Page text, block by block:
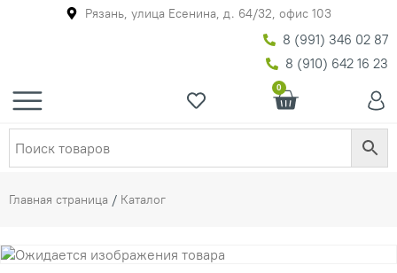
Рязань, улица Есенина, д. 64/32, офис 103
8 (991) 346 02 87
8 (910) 642 16 23
0
Главная страница / Каталог